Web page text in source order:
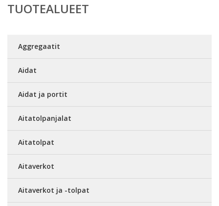
TUOTEALUEET
Aggregaatit
Aidat
Aidat ja portit
Aitatolpanjalat
Aitatolpat
Aitaverkot
Aitaverkot ja -tolpat